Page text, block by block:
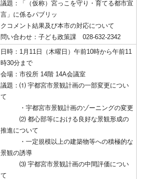
議題：「（仮称）宮っこを守り・育てる都市宣
言」に係るパブリッ
クコメント結果及び本市の対応について
問い合わせ：子ども政策課 028-632-2342
日時：1月11日（木曜日）午前10時から午前11
時30分まで
会場：市役所 14階 14A会議室
議題：⑴ 宇都宮市景観計画の一部変更につい
て
・宇都宮市景観計画のゾーニングの変更
⑵ 都心部等における良好な景観形成の
推進について
・一定規模以上の建築物等への積極的な
景観の誘導
⑶ 宇都宮市景観計画の中間評価につい
て